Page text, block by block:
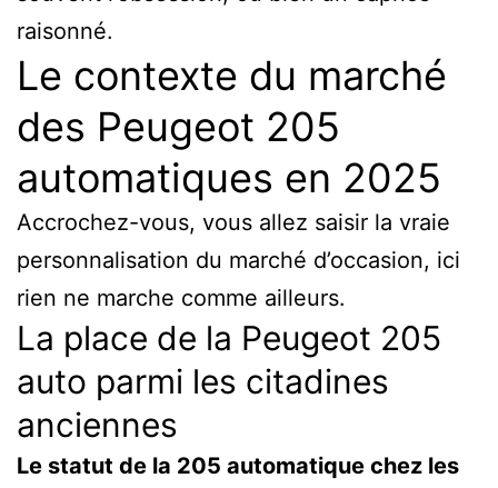
raisonné.
Le contexte du marché
des Peugeot 205
automatiques en 2025
Accrochez-vous, vous allez saisir la vraie
personnalisation du marché d’occasion, ici
rien ne marche comme ailleurs.
La place de la Peugeot 205
auto parmi les citadines
anciennes
Le statut de la 205 automatique chez les